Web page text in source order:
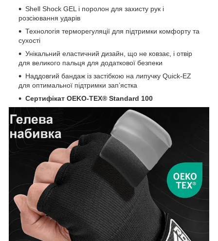
Shell Shock GEL і поролон для захисту рук і
розсіювання ударів
Технологія терморегуляції для підтримки комфорту та
сухості
Унікальний еластичний дизайн, що не ковзає, і отвір
для великого пальця для додаткової безпеки
Наддовгий бандаж із застібкою на липучку Quick-EZ
для оптимальної підтримки зап’ястка
Сертифікат OEKO-TEX® Standard 100